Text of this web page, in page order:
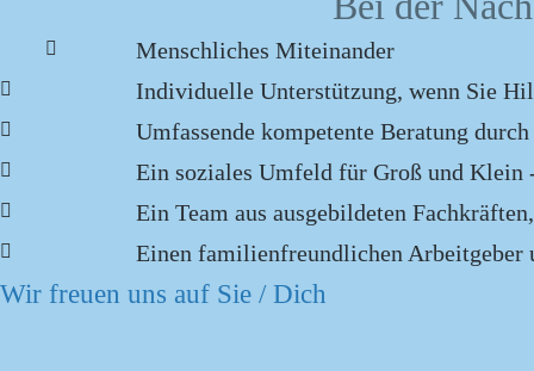
Menschliches Miteinander
Individuelle Unterstützung, wenn Sie
Umfassende kompetente Beratung
Ein soziales Umfeld für Groß und
Ein Team aus ausgebildeten
Einen familienfreundlichen Arbeitgeber
Wir freuen uns auf Sie / Dich